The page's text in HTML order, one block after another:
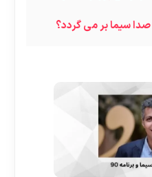
صدا سیما بر می گردد؟